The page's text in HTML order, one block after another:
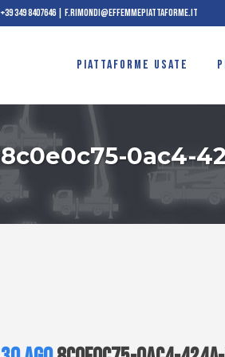
+39 349 8407646| f.rimondi@effemmepiattaforme.it
PIATTAFORME USATE
8c0e0c75-0ac4-